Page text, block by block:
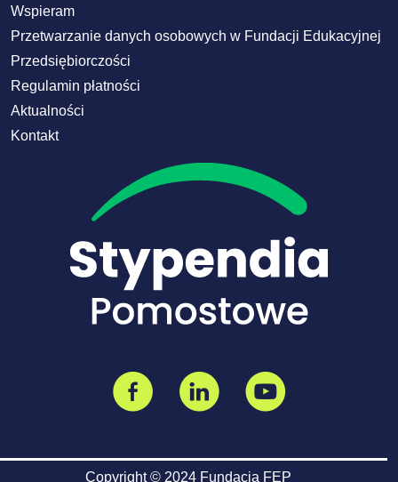
Wspieram
Przetwarzanie danych osobowych w Fundacji Edukacyjnej
Przedsiębiorczości
Regulamin płatności
Aktualności
Kontakt
Copyright © 2024 Fundacja FEP